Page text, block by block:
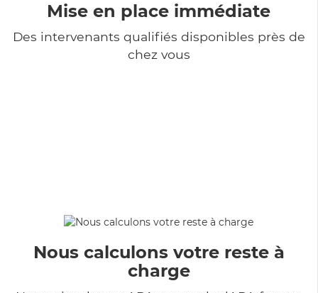
Mise en place immédiate
Des intervenants qualifiés disponibles près de
chez vous
Nous calculons votre reste à
charge